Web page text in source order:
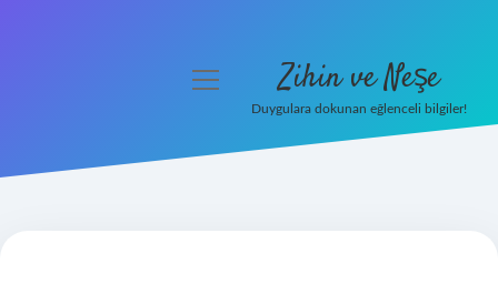
menüyü
Zihin ve Neşe
Duygulara dokunan eğlenceli bilgiler!